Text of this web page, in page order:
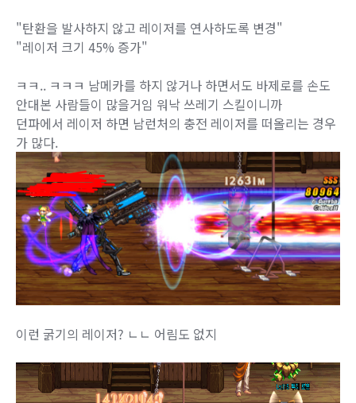
"탄환을 발사하지 않고 레이저를 연사하도록 변경"
"레이저 크기 45% 증가"
ㅋㅋ.. ㅋㅋㅋ 남메카를 하지 않거나 하면서도 바제로를 손도
안대본 사람들이 많을거임 워낙 쓰레기 스킬이니까
던파에서 레이저 하면 남런처의 충전 레이저를 떠올리는 경우
가 많다.
이런 굵기의 레이저? ㄴㄴ 어림도 없지